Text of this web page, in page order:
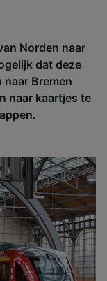
Norden naar
dat deze
Bremen
naar kaartjes te